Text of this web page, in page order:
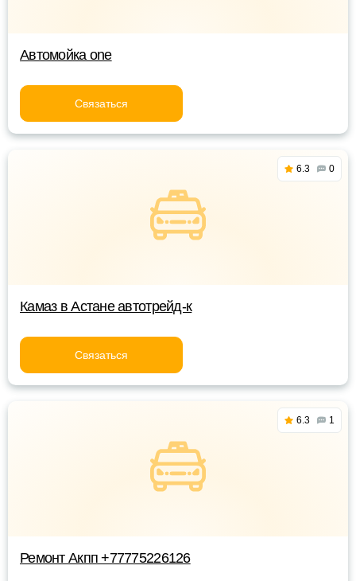
Автомойка one
Связаться
6.3 0
Камаз в Астане автотрейд-к
Связаться
6.3 1
Ремонт Акпп +77775226126